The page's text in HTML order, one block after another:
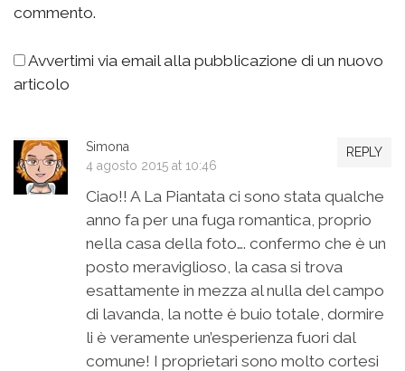
commento.
Avvertimi via email alla pubblicazione di un nuovo
articolo
REPLY
Simona
4 agosto 2015 at 10:46
Ciao!! A La Piantata ci sono stata qualche
anno fa per una fuga romantica, proprio
nella casa della foto…. confermo che è un
posto meraviglioso, la casa si trova
esattamente in mezza al nulla del campo
di lavanda, la notte è buio totale, dormire
li è veramente un’esperienza fuori dal
comune! I proprietari sono molto cortesi